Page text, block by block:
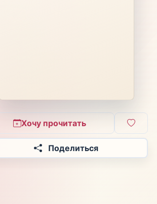
Хочу прочитать
Поделиться